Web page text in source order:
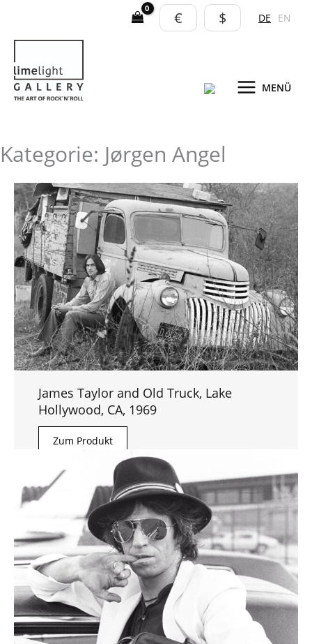
springen
€ $ DE EN
MENÜ
Kategorie: Jørgen Angel
James Taylor and Old Truck, Lake
Hollywood, CA, 1969
Zum Produkt